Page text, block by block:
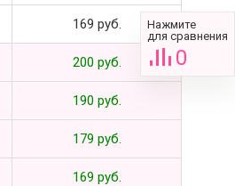
169 руб.
200 руб.
190 руб.
179 руб.
169 руб.
Нажмите
для сравнения
0